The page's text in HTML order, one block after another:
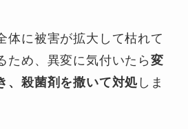
体に被害が拡大して枯れて
ため、異変に気付いたら変
、殺菌剤を撒いて対処 しま